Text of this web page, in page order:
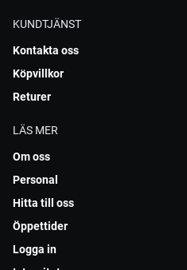
KUNDTJÄNST
Kontakta oss
Köpvillkor
Returer
LÄS MER
Om oss
Personal
Hitta till oss
Öppettider
Logga in